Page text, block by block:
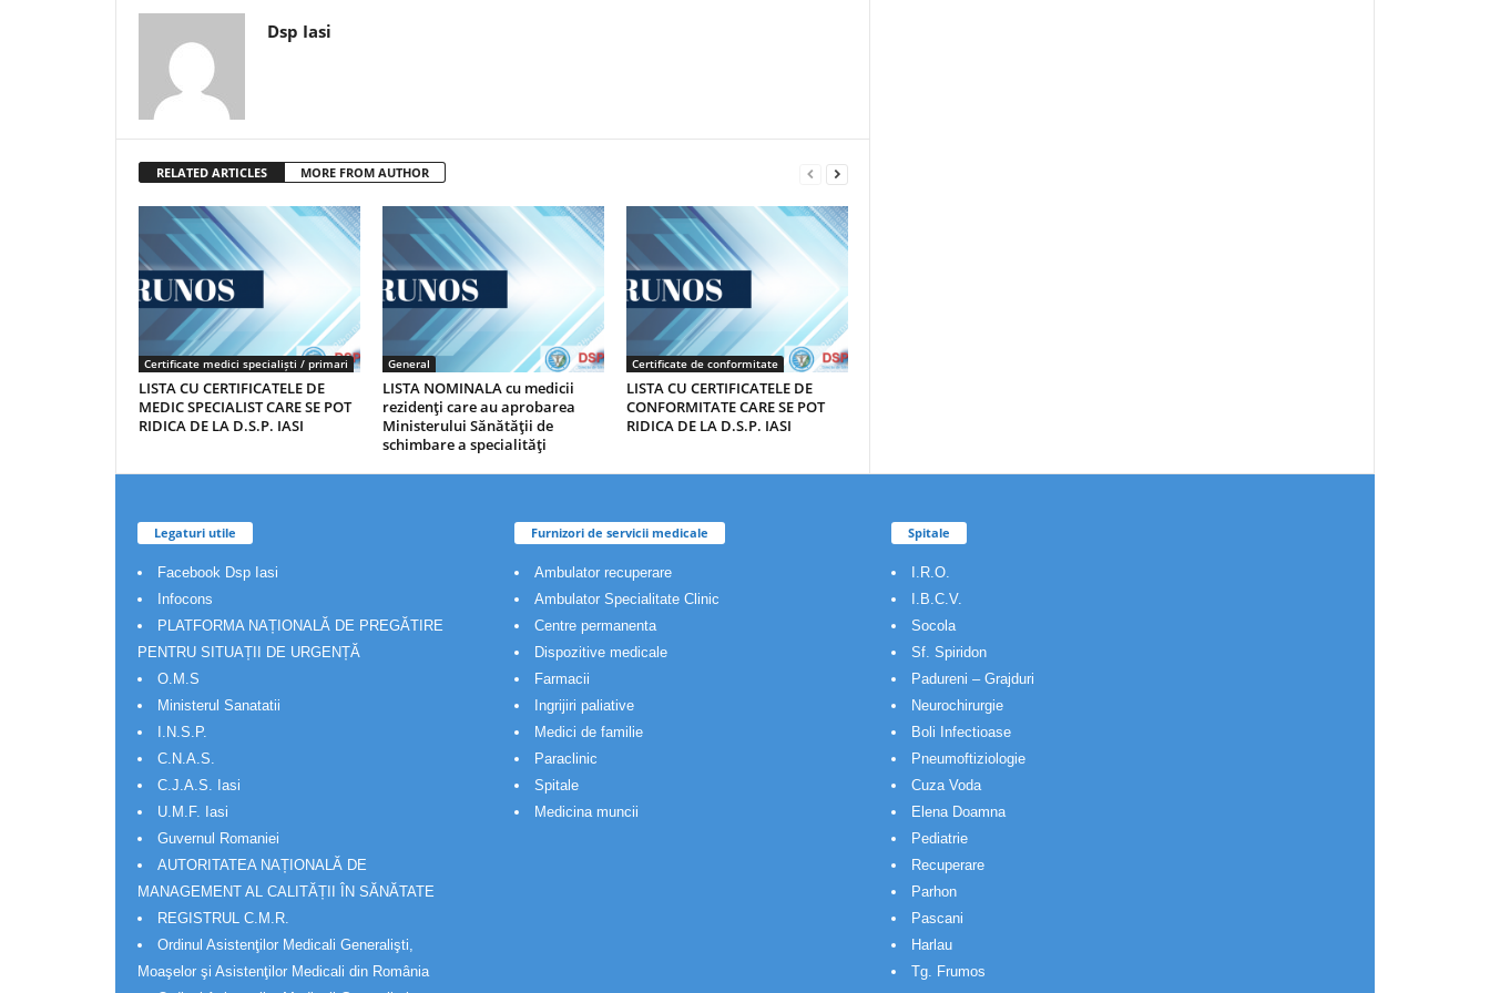
Dsp Iasi
RELATED ARTICLES MORE FROM AUTHOR
Certificate medici specialiști / primari
LISTA CU CERTIFICATELE DE
MEDIC SPECIALIST CARE SE POT
RIDICA DE LA D.S.P. IASI
General
LISTA NOMINALA cu medicii
rezidenţi care au aprobarea
Ministerului Sănătăţii de
schimbare a specialităţi
Certificate de conformitate
LISTA CU CERTIFICATELE DE
CONFORMITATE CARE SE POT
RIDICA DE LA D.S.P. IASI
Legaturi utile
Facebook Dsp Iasi
Infocons
PLATFORMA NAȚIONALĂ DE PREGĂTIRE
PENTRU SITUAȚII DE URGENȚĂ
O.M.S
Ministerul Sanatatii
I.N.S.P.
C.N.A.S.
C.J.A.S. Iasi
U.M.F. Iasi
Guvernul Romaniei
AUTORITATEA NAȚIONALĂ DE
MANAGEMENT AL CALITĂȚII ÎN SĂNĂTATE
REGISTRUL C.M.R.
Ordinul Asistenţilor Medicali Generalişti,
Moaşelor şi Asistenţilor Medicali din România
Furnizori de servicii medicale
Ambulator recuperare
Ambulator Specialitate Clinic
Centre permanenta
Dispozitive medicale
Farmacii
Ingrijiri paliative
Medici de familie
Paraclinic
Spitale
Medicina muncii
Spitale
I.R.O.
I.B.C.V.
Socola
Sf. Spiridon
Padureni – Grajduri
Neurochirurgie
Boli Infectioase
Pneumoftiziologie
Cuza Voda
Elena Doamna
Pediatrie
Recuperare
Parhon
Pascani
Harlau
Tg. Frumos